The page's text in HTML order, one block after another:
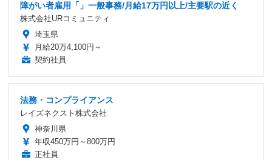
障がい者雇用「」一般事務/月給17万円以上/主要駅の近く
株式会社URコミュニティ
埼玉県
月給20万4,100円～
契約社員
法務・コンプライアンス
レイズネクスト株式会社
神奈川県
年収450万円～800万円
正社員